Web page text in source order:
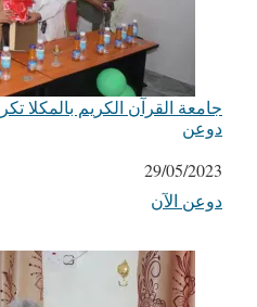
جامعة القرآن الكريم بالمكلا
دوعن
التاريخ
29/05/2023
في ما يتعلق بما يأتي
دوعن الآن